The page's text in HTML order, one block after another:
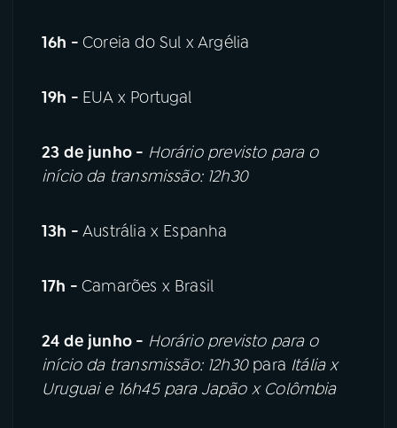
16h -Coreia do Sul x Argélia
19h - EUA x Portugal
23 de junho - Horário previsto para o
início da transmissão: 12h30
13h -Austrália x Espanha
17h -Camarões x Brasil
24 de junho - Horário previsto para o
início da transmissão: 12h30para Itália x
Uruguai e 16h45 para Japão x Colômbia